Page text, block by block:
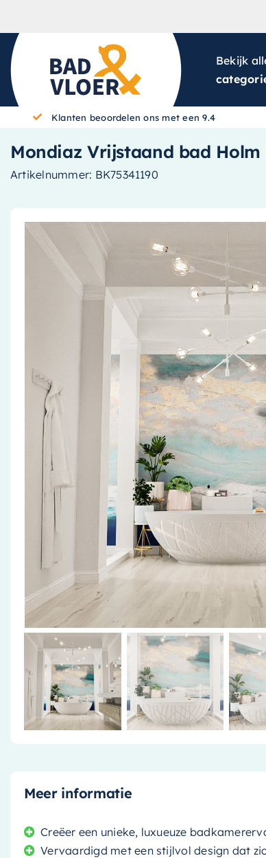
Bekijk
Klanten beoordelen ons met een 9.4
Mondiaz Vrijstaand bad
Artikelnummer: BK75341190
Meer informatie
Creëer een unieke, luxueuze
Vervaardigd met een stijlvol design dat